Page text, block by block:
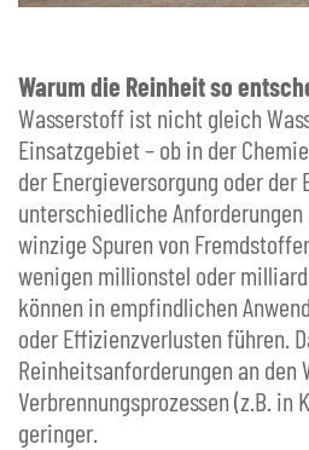
Warum die Reinheit so
Wasserstoff ist nicht gleich
Einsatzgebiet – ob in der
der Energieversorgung oder
unterschiedliche
winzige Spuren von
wenigen millionstel oder
können in empfindlichen
oder Effizienzverlusten führen.
Reinheitsanforderungen an den
Verbrennungsprozessen (z.B.
geringer.